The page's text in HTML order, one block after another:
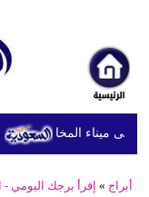
أبراج » إقرأ برجك اليومي -